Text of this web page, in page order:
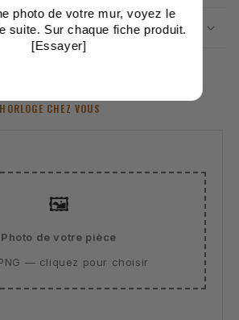
CHEZ VOUS
🖼️
Photo de votre pièce
— cliquez pour choisir
photo de votre mur, voyez le
suite. Sur chaque fiche produit.
[Essayer]